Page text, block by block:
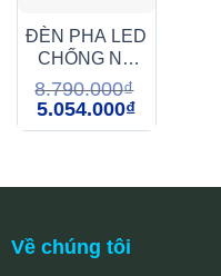
ĐÈN PHA LED
CHỐNG NỔ
50W
(FCN0501)
8.790.000₫
Giá
gốc
là:
5.054.000₫Giá
tại
Về chúng tôi